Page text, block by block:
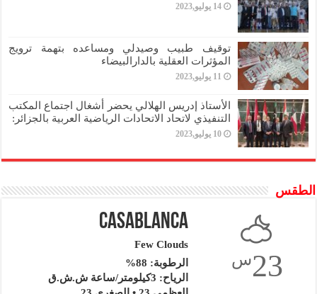
14 يوليو,2023
توقيف طبيب وصيدلي ومساعده بتهمة ترويج
المؤثرات العقلية بالدارالبيضاء
11 يوليو,2023
الأستاذ إدريس الهلالي يحضر أشغال اجتماع المكتب
التنفيذي لاتحاد الاتحادات الرياضية العربية بالجزائر:
10 يوليو,2023
الطقس
23س
Casablanca
Few Clouds
الرطوبة: 88%
الرياح: 3كيلومتر/ساعة ش.ش.ق‎